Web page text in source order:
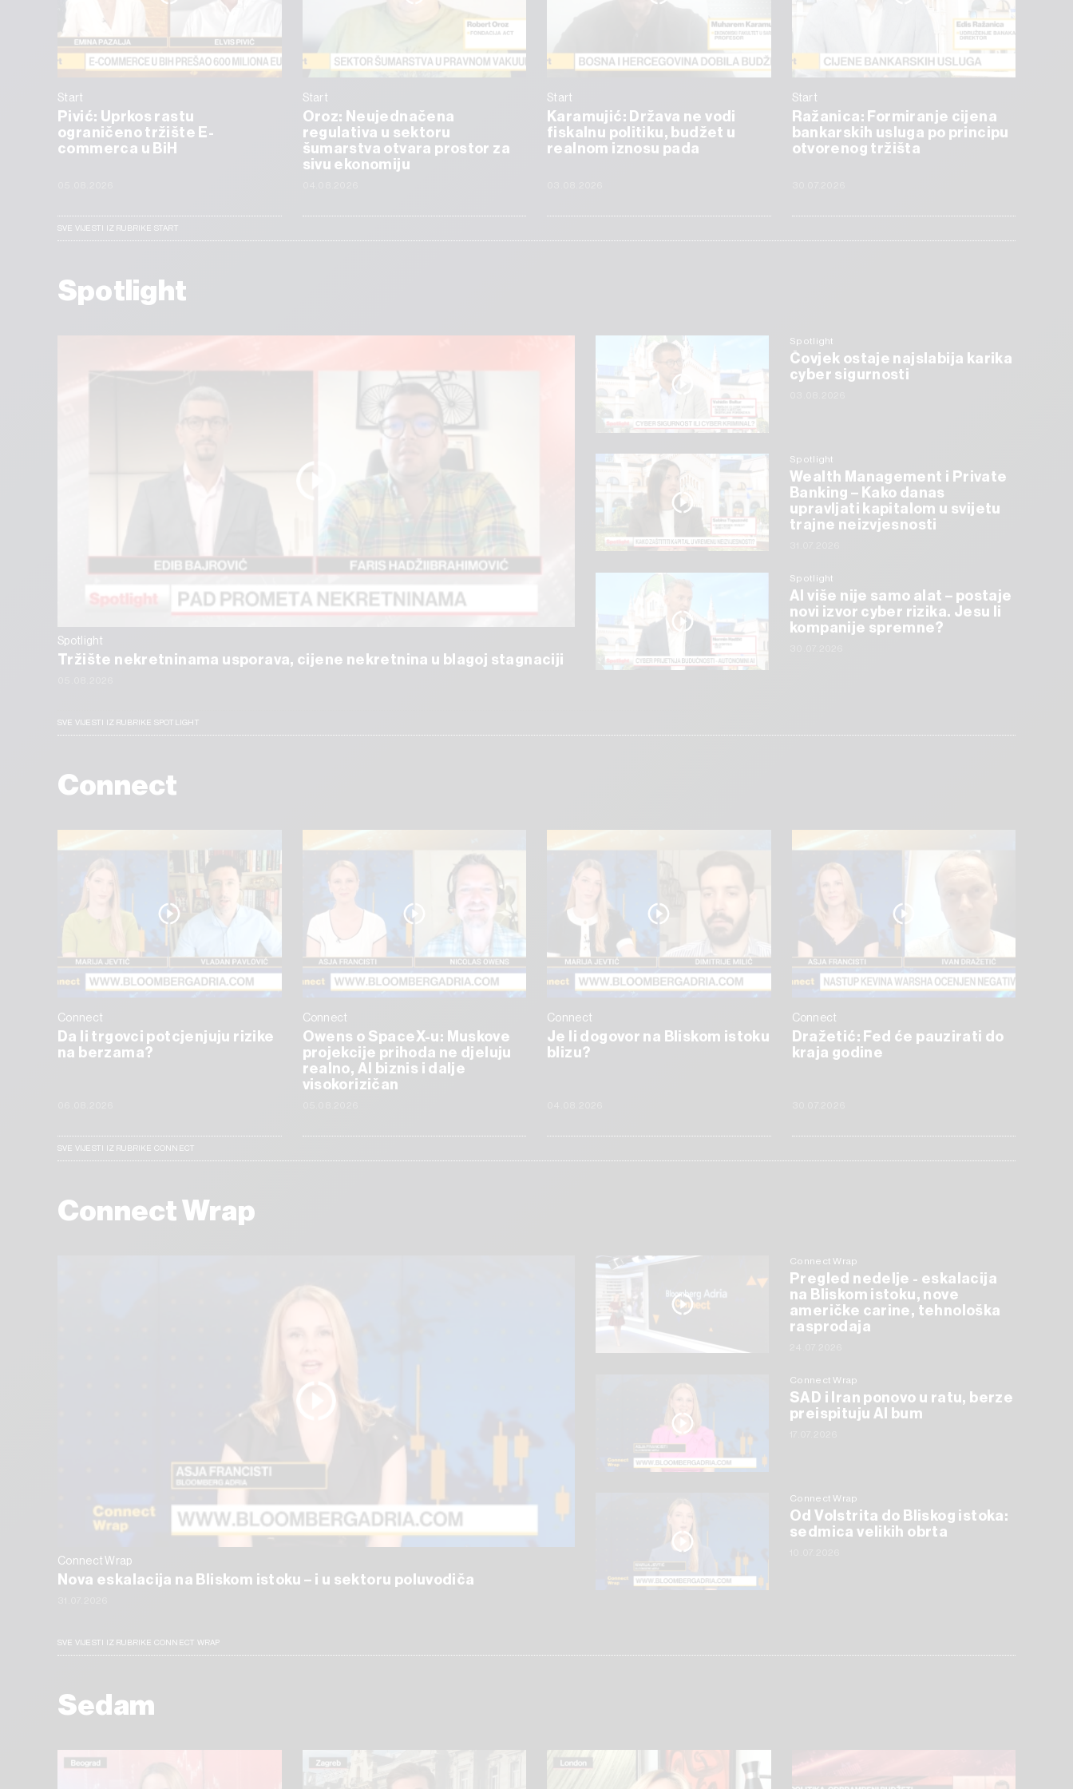
Start
Pivić: Uprkos rastu
ograničeno tržište E-
commerca u BiH
Start
Oroz: Neujednačena
regulativa u sektoru
šumarstva otvara prostor za
sivu ekonomiju
Start
Karamujić: Država ne vodi
fiskalnu politiku, budžet u
realnom iznosu pada
Start
Ražanica: Formiranje cijena
bankarskih usluga po principu
otvorenog tržišta
SVE VIJESTI IZ RUBRIKE START
Spotlight
Spotlight
Tržište nekretninama usporava, cijene nekretnina u blagoj stagnaciji
Spotlight
Čovjek ostaje najslabija karika
cyber sigurnosti
Spotlight
Wealth Management i Private
Banking – Kako danas
upravljati kapitalom u svijetu
trajne neizvjesnosti
Spotlight
AI više nije samo alat – postaje
novi izvor cyber rizika. Jesu li
kompanije spremne?
SVE VIJESTI IZ RUBRIKE SPOTLIGHT
Connect
Connect
Da li trgovci potcjenjuju rizike
na berzama?
Connect
Owens o SpaceX-u: Muskove
projekcije prihoda ne djeluju
realno, AI biznis i dalje
visokorizičan
Connect
Je li dogovor na Bliskom istoku
blizu?
Connect
Dražetić: Fed će pauzirati do
kraja godine
SVE VIJESTI IZ RUBRIKE CONNECT
Connect Wrap
Connect Wrap
Nova eskalacija na Bliskom istoku – i u sektoru poluvodiča
Connect Wrap
Pregled nedelje - eskalacija
na Bliskom istoku, nove
američke carine, tehnološka
rasprodaja
Connect Wrap
SAD i Iran ponovo u ratu, berze
preispituju AI bum
Connect Wrap
Od Volstrita do Bliskog istoka:
sedmica velikih obrta
SVE VIJESTI IZ RUBRIKE CONNECT WRAP
Sedam